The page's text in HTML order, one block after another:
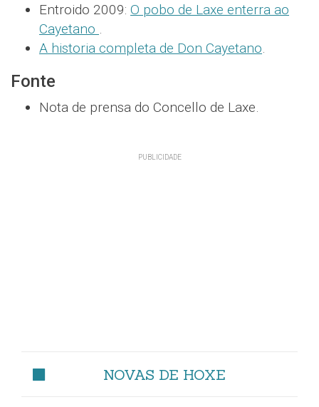
Entroido 2009: O pobo de Laxe enterra ao
Cayetano .
A historia completa de Don Cayetano.
Fonte
Nota de prensa do Concello de Laxe.
NOVAS DE HOXE